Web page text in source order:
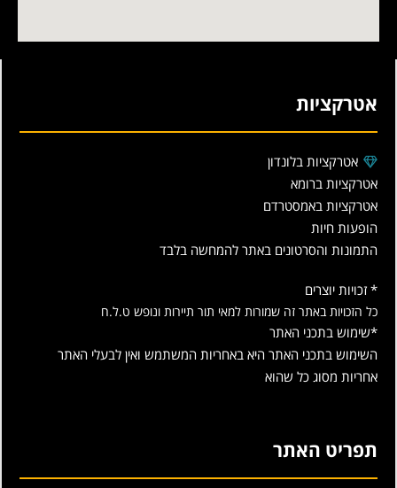
אטרקציות
אטרקציות בלונדון
אטרקציות ברומא
אטרקציות באמסטרדם
הופעות חיות
התמונות והסרטונים באתר להמחשה בלבד
* זכויות יוצרים
כל הזכויות באתר זה שמורות למאי תור תיירות ונופש ט.ל.ח
*שימוש בתכני האתר
השימוש בתכני האתר היא באחריות המשתמש ואין לבעלי האתר
אחריות מסוג כל שהוא
תפריט האתר